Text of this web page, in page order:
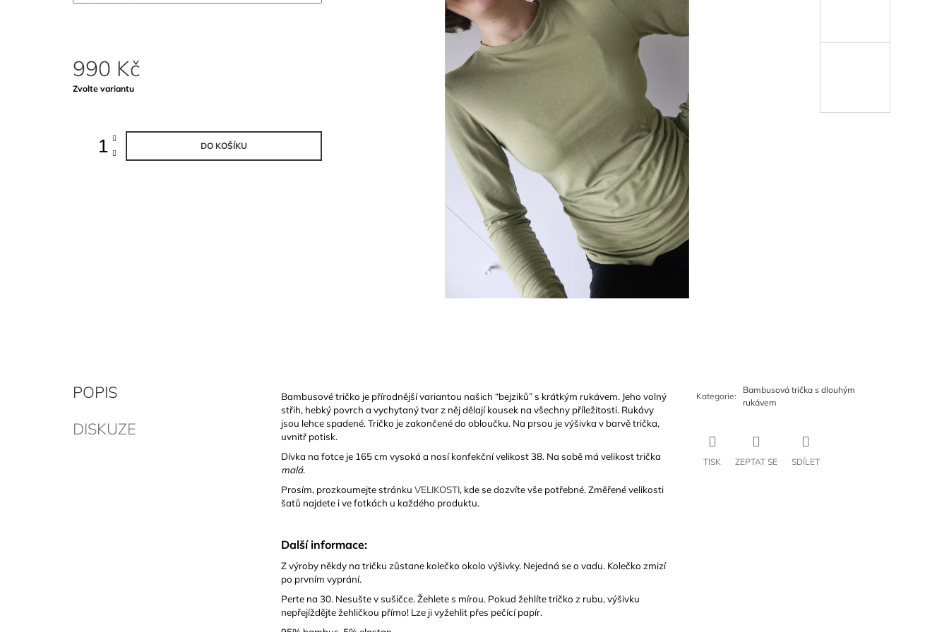
990 Kč
Měrná
Zvolte variantu
DO KOŠÍKU
POPIS
DISKUZE
Bambusové tričko je přírodnější variantou našich “bejziků” s krátkým rukávem. Jeho volný
střih, hebký povrch a vychytaný tvar z něj dělají kousek na všechny příležitosti. Rukávy
jsou lehce spadené. Tričko je zakončené do obloučku. Na prsou je výšivka v barvě trička,
uvnitř potisk.
Dívka na fotce je 165 cm vysoká a nosí konfekční velikost 38. Na sobě má velikost trička
malá.
Prosím, prozkoumejte stránku VELIKOSTI, kde se dozvíte vše potřebné. Změřené velikosti
šatů najdete i ve fotkách u každého produktu.
Další informace:
Z výroby někdy na tričku zůstane kolečko okolo výšivky. Nejedná se o vadu. Kolečko zmizí
po prvním vyprání.
Perte na 30. Nesušte v sušičce. Žehlete s mírou. Pokud žehlíte tričko z rubu, výšivku
nepřejíždějte žehličkou přímo! Lze ji vyžehlit přes pečící papír.
Kategorie:
Bambusová trička s dlouhým
rukávem
TISK ZEPTAT SE SDÍLET
990 Kč